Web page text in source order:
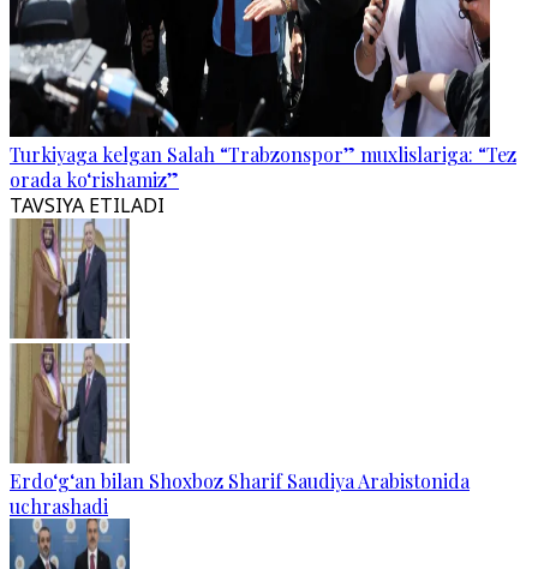
Turkiyaga kelgan Salah “Trabzonspor” muxlislariga: “Tez
orada ko‘rishamiz”
TAVSIYA ETILADI
Erdo‘g‘an bilan Shoxboz Sharif Saudiya Arabistonida
uchrashadi